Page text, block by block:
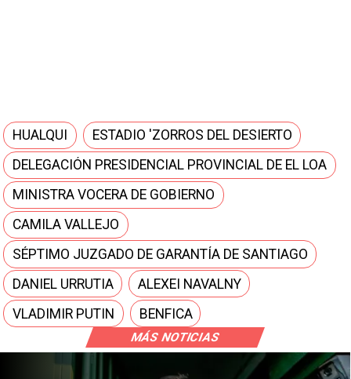
MÁS NOTICIAS
HUALQUI
ESTADIO 'ZORROS DEL DESIERTO
DELEGACIÓN PRESIDENCIAL PROVINCIAL DE EL LOA
MINISTRA VOCERA DE GOBIERNO
CAMILA VALLEJO
SÉPTIMO JUZGADO DE GARANTÍA DE SANTIAGO
DANIEL URRUTIA
ALEXEI NAVALNY
VLADIMIR PUTIN
BENFICA